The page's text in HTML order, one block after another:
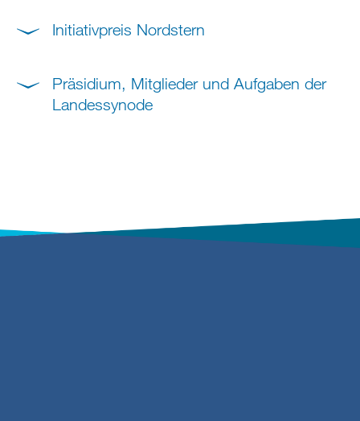
Initiativpreis Nordstern
Präsidium, Mitglieder und Aufgaben der
Landessynode